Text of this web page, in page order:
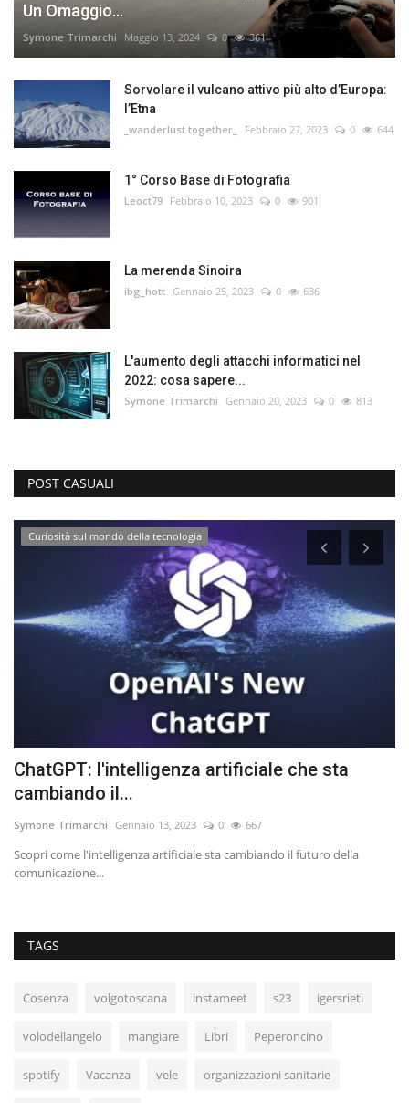
Un Omaggio...
Symone Trimarchi Maggio 13, 2024 0 361
Sorvolare il vulcano attivo più alto d’Europa:
l’Etna
_wanderlust.together_ Febbraio 27, 2023 0 644
1° Corso Base di Fotografia
Leoct79 Febbraio 10, 2023 0 901
La merenda Sinoira
ibg_hott Gennaio 25, 2023 0 636
L'aumento degli attacchi informatici nel
2022: cosa sapere...
Symone Trimarchi Gennaio 20, 2023 0 813
POST CASUALI
Curiosità sul mondo della tecnologia
ChatGPT: l'intelligenza artificiale che sta
cambiando il...
Symone Trimarchi Gennaio 13, 2023 0 667
Scopri come l'intelligenza artificiale sta cambiando il futuro della
comunicazione...
TAGS
Cosenza volgotoscana instameet s23 igersrieti
volodellangelo mangiare Libri Peperoncino
spotify Vacanza vele organizzazioni sanitarie